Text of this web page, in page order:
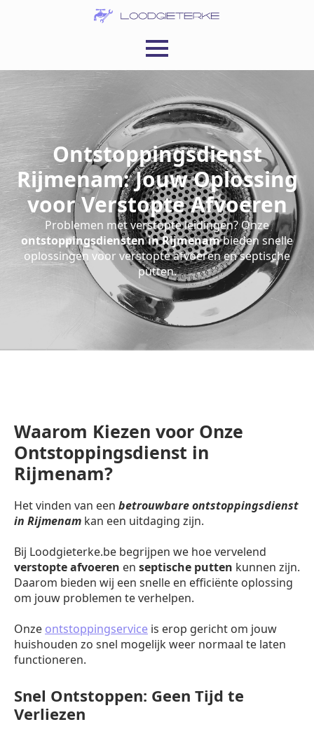
Ontstoppingsdienst
Rijmenam: Jouw Oplossing
voor Verstopte Afvoeren
Problemen met verstopte leidingen? Onze
ontstoppingsdiensten in Rijmenambieden snelle
oplossingen voor verstopte afvoeren en septische
putten.
Waarom Kiezen voor Onze
Ontstoppingsdienst in
Rijmenam?
Het vinden van een betrouwbare ontstoppingsdienst
in Rijmenam kan een uitdaging zijn.
Bij Loodgieterke.be begrijpen we hoe vervelend
verstopte afvoeren en septische putten kunnen zijn.
Daarom bieden wij een snelle en efficiënte oplossing
om jouw problemen te verhelpen.
Onze ontstoppingservice is erop gericht om jouw
huishouden zo snel mogelijk weer normaal te laten
functioneren.
Snel Ontstoppen: Geen Tijd te
Verliezen